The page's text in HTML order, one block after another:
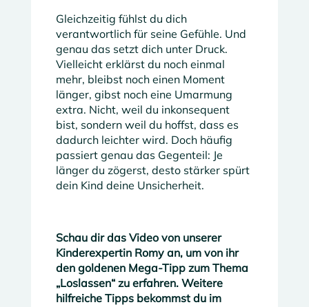
Gleichzeitig fühlst du dich
verantwortlich für seine Gefühle. Und
genau das setzt dich unter Druck.
Vielleicht erklärst du noch einmal
mehr, bleibst noch einen Moment
länger, gibst noch eine Umarmung
extra. Nicht, weil du inkonsequent
bist, sondern weil du hoffst, dass es
dadurch leichter wird. Doch häufig
passiert genau das Gegenteil: Je
länger du zögerst, desto stärker spürt
dein Kind deine Unsicherheit.
Schau dir das Video von unserer
Kinderexpertin Romy an, um von ihr
den goldenen Mega-Tipp zum Thema
„Loslassen“ zu erfahren. Weitere
hilfreiche Tipps bekommst du im